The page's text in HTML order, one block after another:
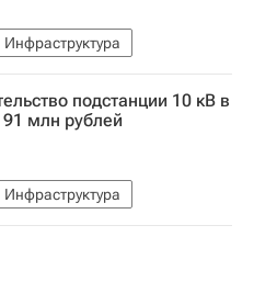
Инфраструктура
подстанции 10 кВ в
млн рублей
Инфраструктура